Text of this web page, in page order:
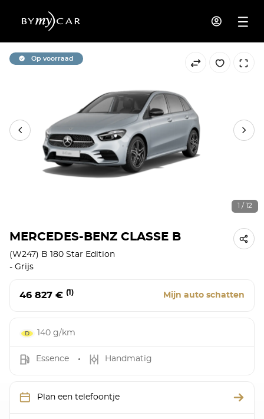
Op voorraad
1 / 12
MERCEDES-BENZ CLASSE B
(W247) B 180 Star Edition
- Grijs
46 827 € (1) Mijn auto schatten
140 g/km
Essence Handmatig
Plan een telefoontje